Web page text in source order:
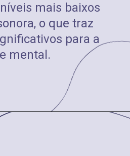
mais baixos
o que traz
para a
mental.